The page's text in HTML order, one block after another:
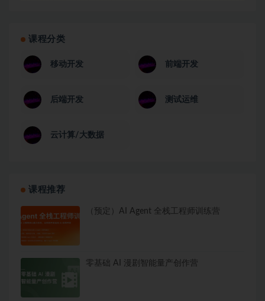
课程分类
移动开发 前端开发
后端开发 测试运维
云计算/大数据
课程推荐
（预定）AI Agent 全栈工程师训练营
零基础 AI 漫剧智能量产创作营